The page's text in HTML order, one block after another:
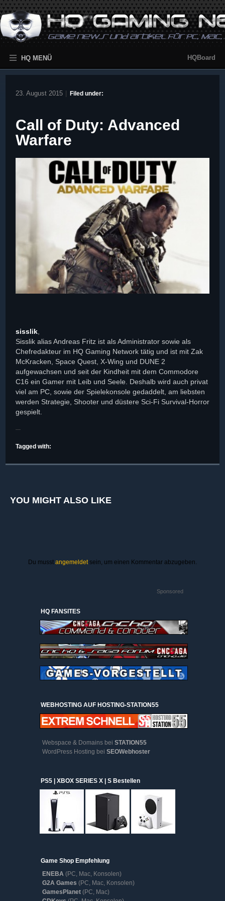
HQ MENÜ HQBoard
23. August 2015 Filed under:
Call of Duty: Advanced
Warfare
sisslik
Sisslik alias Andreas Fritz ist als Administrator sowie als
Chefredakteur im HQ Gaming Network tätig und ist mit Zak
McKracken, Space Quest, X-Wing und DUNE 2
aufgewachsen und seit der Kindheit mit dem Commodore
C16 ein Gamer mit Leib und Seele. Deshalb wird auch privat
viel am PC, sowie der Spielekonsole gedaddelt, am liebsten
werden Strategie, Shooter und düstere Sci-Fi Survival-Horror
gespielt.
Tagged with:
YOU MIGHT ALSO LIKE
Du musst angemeldetsein, um einen Kommentar abzugeben.
Sponsored
HQ FANSITES
WEBHOSTING AUF HOSTING-STATION55
Webspace & Domains bei STATION55
WordPress Hosting bei SEOWebhoster
PS5 | XBOX SERIES X | S Bestellen
Game Shop Empfehlung
ENEBA (PC, Mac, Konsolen)
G2A Games (PC, Mac, Konsolen)
GamesPlanet (PC, Mac)